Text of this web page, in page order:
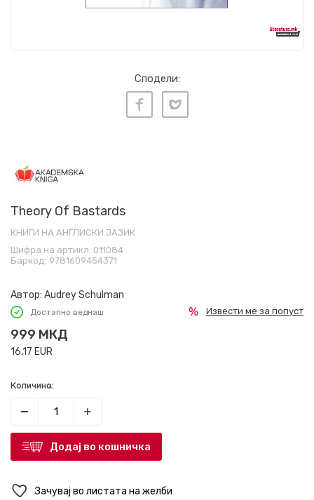
Сподели:
Theory Of Bastards
КНИГИ НА АНГЛИСКИ ЈАЗИК
Шифра на артикл: 011084
Баркод: 9781609454371
Автор: Audrey Schulman
Достапно веднаш
999 МКД
16,17 EUR
Извести ме за попуст
Количина:
Додај во кошничка
Зачувај во листата на желби